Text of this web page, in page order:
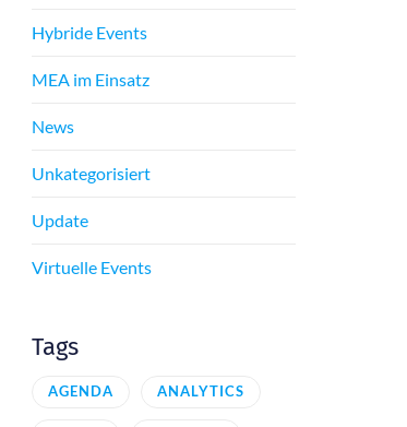
Hybride Events
MEA im Einsatz
News
Unkategorisiert
Update
Virtuelle Events
Tags
AGENDA ANALYTICS